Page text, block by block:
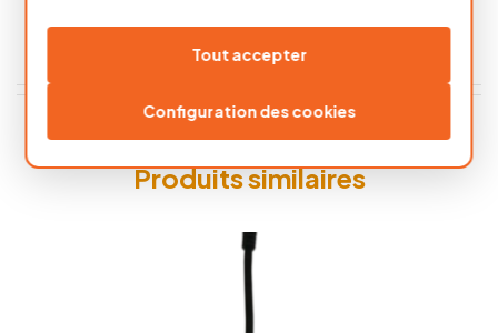
Produits similaires
Tout accepter
Configuration des cookies